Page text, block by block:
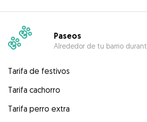
Paseos
Alrededor de tu barrio
Tarifa de festivos
Tarifa cachorro
Tarifa perro extra